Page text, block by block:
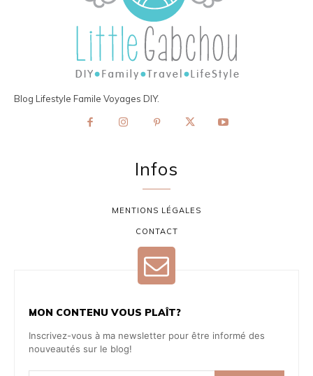
Blog Lifestyle Famile Voyages DIY.
Infos
MENTIONS LÉGALES
CONTACT
MON CONTENU VOUS PLAÎT?
Inscrivez-vous à ma newsletter pour être informé des
nouveautés sur le blog!